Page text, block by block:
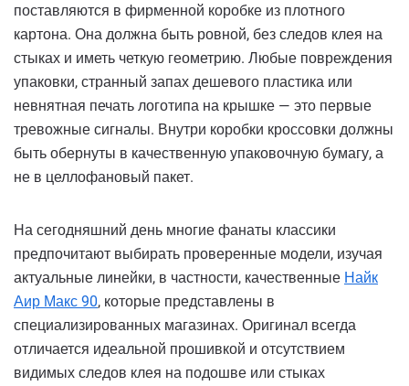
поставляются в фирменной коробке из плотного
картона. Она должна быть ровной, без следов клея на
стыках и иметь четкую геометрию. Любые повреждения
упаковки, странный запах дешевого пластика или
невнятная печать логотипа на крышке — это первые
тревожные сигналы. Внутри коробки кроссовки должны
быть обернуты в качественную упаковочную бумагу, а
не в целлофановый пакет.
На сегодняшний день многие фанаты классики
предпочитают выбирать проверенные модели, изучая
актуальные линейки, в частности, качественные Найк
Аир Макс 90, которые представлены в
специализированных магазинах. Оригинал всегда
отличается идеальной прошивкой и отсутствием
видимых следов клея на подошве или стыках